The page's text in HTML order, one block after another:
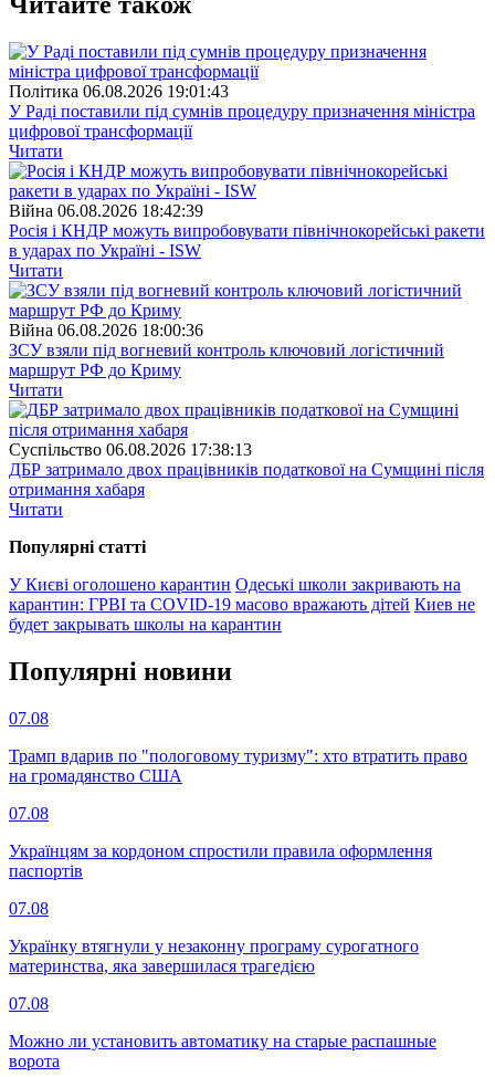
Полiтика 06.08.2026 19:01:43
У Раді поставили під сумнів процедуру призначення міністра
цифрової трансформації
Читати
Війна 06.08.2026 18:42:39
Росія і КНДР можуть випробовувати північнокорейські ракети
в ударах по Україні - ISW
Читати
Війна 06.08.2026 18:00:36
ЗСУ взяли під вогневий контроль ключовий логістичний
маршрут РФ до Криму
Читати
Суспiльство 06.08.2026 17:38:13
ДБР затримало двох працівників податкової на Сумщині після
отримання хабаря
Читати
Популярнi статтi
У Києві оголошено карантин Одеські школи закривають на
карантин: ГРВІ та COVID-19 масово вражають дітей Киев не
будет закрывать школы на карантин
Популярнi новини
07.08
Трамп вдарив по "пологовому туризму": хто втратить право
на громадянство США
07.08
Українцям за кордоном спростили правила оформлення
паспортів
07.08
Українку втягнули у незаконну програму сурогатного
материнства, яка завершилася трагедією
07.08
Можно ли установить автоматику на старые распашные
ворота